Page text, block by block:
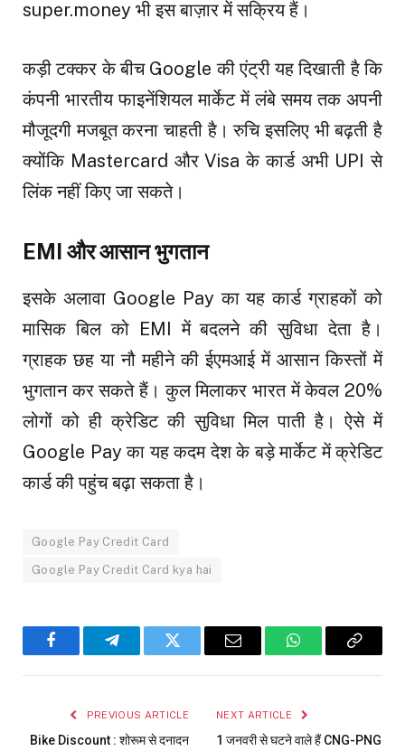
super.money भी इस बाज़ार में सक्रिय हैं।
कड़ी टक्कर के बीच Google की एंट्री यह दिखाती है कि
कंपनी भारतीय फाइनेंशियल मार्केट में लंबे समय तक अपनी
मौजूदगी मजबूत करना चाहती है। रुचि इसलिए भी बढ़ती है
क्योंकि Mastercard और Visa के कार्ड अभी UPI से
लिंक नहीं किए जा सकते।
EMI और आसान भुगतान
इसके अलावा Google Pay का यह कार्ड ग्राहकों को
मासिक बिल को EMI में बदलने की सुविधा देता है।
ग्राहक छह या नौ महीने की ईएमआई में आसान किस्तों में
भुगतान कर सकते हैं। कुल मिलाकर भारत में केवल 20%
लोगों को ही क्रेडिट की सुविधा मिल पाती है। ऐसे में
Google Pay का यह कदम देश के बड़े मार्केट में क्रेडिट
कार्ड की पहुंच बढ़ा सकता है।
Google Pay Credit Card
Google Pay Credit Card kya hai
FacebookTelegramTwitter Email WhatsAppCopy
PREVIOUS ARTICLE
Bike Discount : शोरूम से दनादन
NEXT ARTICLE
1 जनवरी से घटने वाले हैं CNG-PNG